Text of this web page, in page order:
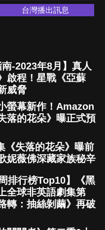
台灣播出訊息
南-2023年8月】真人
啟程！星戰《亞蘇
威脅
螢幕新作！Amazon
落的花朵》曝正式預
《失落的花朵》曝前
妮薇佛深藏家族秘辛
排行榜Top10】《黑
全球非英語劇集第
轉：抽絲剝繭》再破